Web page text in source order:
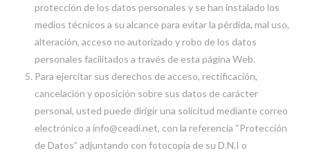
protección de los datos personales y se han instalado los
medios técnicos a su alcance para evitar la pérdida, mal uso,
alteración, acceso no autorizado y robo de los datos
personales facilitados a través de esta página Web.
Para ejercitar sus derechos de acceso, rectificación,
cancelación y oposición sobre sus datos de carácter
personal, usted puede dirigir una solicitud mediante correo
electrónico a info@ceadi.net, con la referencia “Protección
de Datos” adjuntando con fotocopia de su D.N.I o